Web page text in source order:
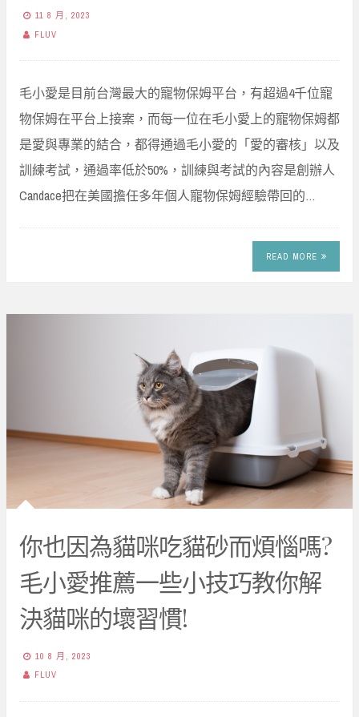
11 8 月, 2023
FLUV
毛小愛是目前台灣最大的寵物保姆平台，有超過4千位寵
物保姆在平台上接案，而每一位在毛小愛上的寵物保姆都
是愛與專業的結合，都得通過毛小愛的「愛的審核」以及
訓練考試，通過率低於50%，訓練與考試的內容是創辦人
Candace把在美國擔任多年個人寵物保姆經驗帶回的…
READ MORE
你也因為貓咪吃貓砂而煩惱嗎?
毛小愛推薦一些小技巧教你解
決貓咪的壞習慣!
10 8 月, 2023
FLUV